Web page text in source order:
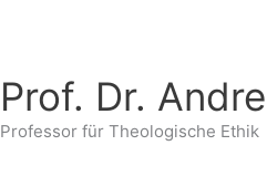
Prof. Dr.
Professor für Theologische Ethik